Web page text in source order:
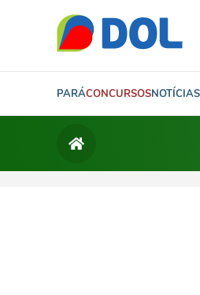
PARÁCONCURSOSNOTÍCIAS